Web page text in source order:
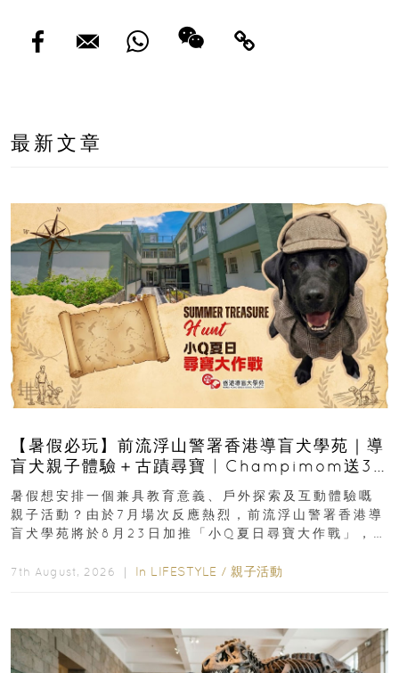
最新文章
【暑假必玩】前流浮山警署香港導盲犬學苑｜導
盲犬親子體驗＋古蹟尋寶 | Champimom送3
組免費名額
暑假想安排一個兼具教育意義、戶外探索及互動體驗嘅
親子活動？由於7月場次反應熱烈，前流浮山警署香港導
盲犬學苑將於8月23日加推「小Q夏日尋寶大作戰」，家
7th August, 2026 ｜ In LIFESTYLE / 親子活動